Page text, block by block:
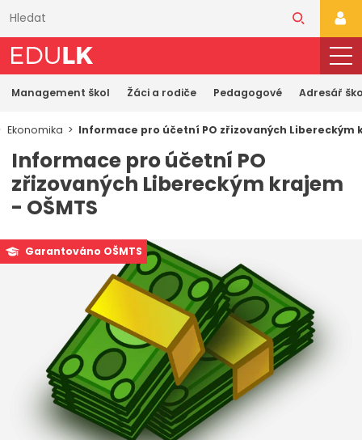
obsahu
Management škol Žáci a rodiče Pedagogové Adresář
Ekonomika Informace pro účetní PO zřizovaných Libereckým
Informace pro účetní PO
zřizovaných Libereckým krajem
- OŠMTS
Garantováno OŠMTS